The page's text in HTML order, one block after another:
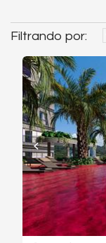
Filtrando por: